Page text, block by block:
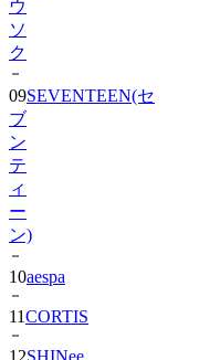
ク
09
ブ
ン
テ
ィ
ー
ン)
10aespa
11CORTIS
12SHINee
13BIGBANG